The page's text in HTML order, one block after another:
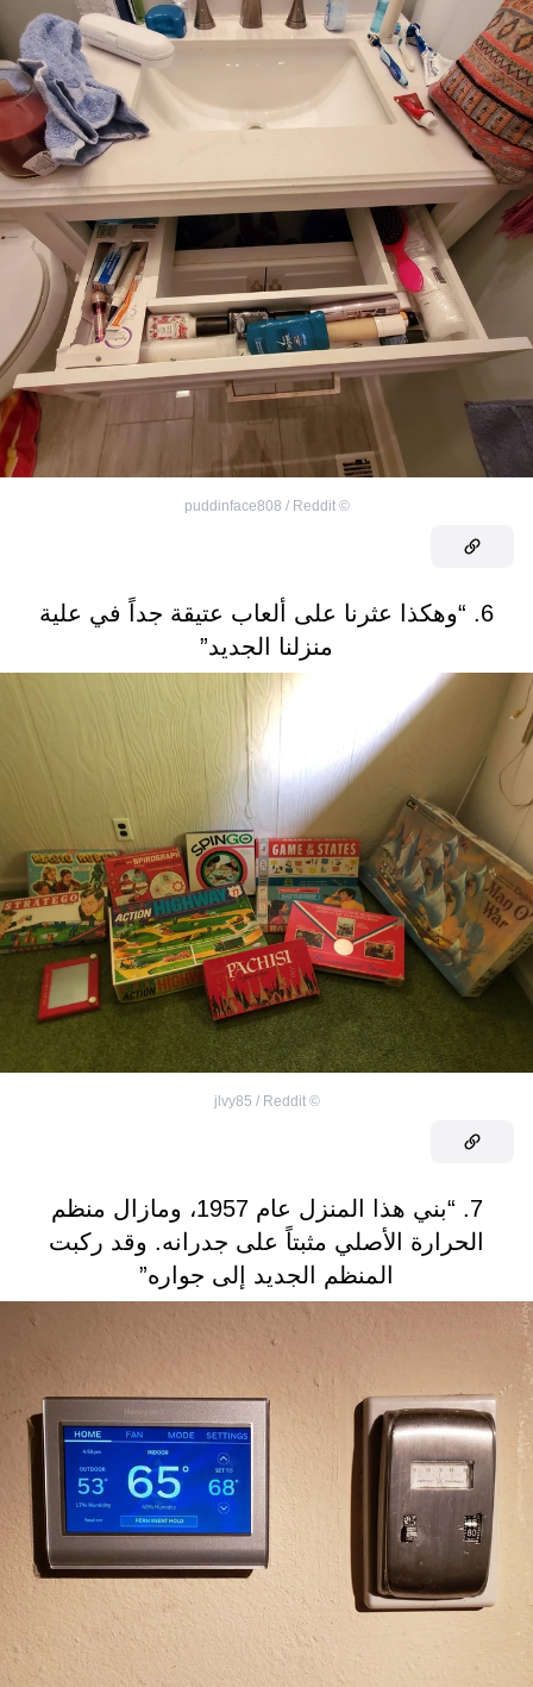
©
puddinface808 / Reddit
6. “وهكذا عثرنا على ألعاب عتيقة جداً في علية
منزلنا الجديد”
©
jlvy85 / Reddit
7. “بني هذا المنزل عام 1957، ومازال منظم
الحرارة الأصلي مثبتاً على جدرانه. وقد ركبت
المنظم الجديد إلى جواره”